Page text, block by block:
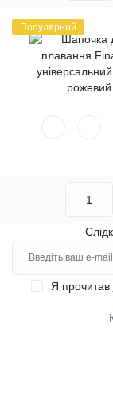
Популярний
Я прочитав